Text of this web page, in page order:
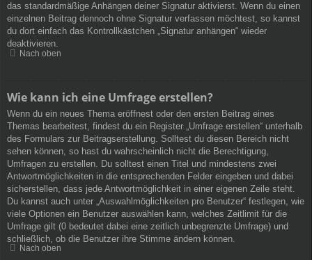
das standardmäßige Anhängen deiner Signatur aktivierst. Wenn du einen
einzelnen Beitrag dennoch ohne Signatur verfassen möchtest, so kannst
du dort einfach das Kontrollkästchen „Signatur anhängen“ wieder
deaktivieren.
Nach oben
Wie kann ich eine Umfrage erstellen?
Wenn du ein neues Thema eröffnest oder den ersten Beitrag eines
Themas bearbeitest, findest du ein Register „Umfrage erstellen“ unterhalb
des Formulars zur Beitragserstellung. Solltest du diesen Bereich nicht
sehen können, so hast du wahrscheinlich nicht die Berechtigung,
Umfragen zu erstellen. Du solltest einen Titel und mindestens zwei
Antwortmöglichkeiten in die entsprechenden Felder eingeben und dabei
sicherstellen, dass jede Antwortmöglichkeit in einer eigenen Zeile steht.
Du kannst auch unter „Auswahlmöglichkeiten pro Benutzer“ festlegen, wie
viele Optionen ein Benutzer auswählen kann, welches Zeitlimit für die
Umfrage gilt (0 bedeutet dabei eine zeitlich unbegrenzte Umfrage) und
schließlich, ob die Benutzer ihre Stimme ändern können.
Nach oben